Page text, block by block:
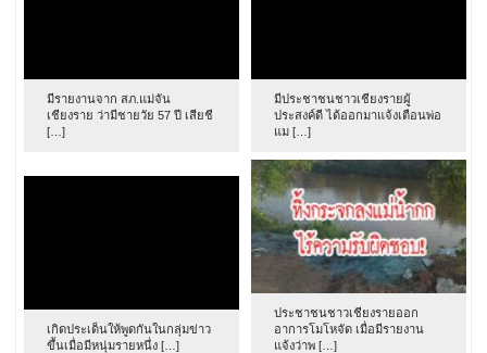
มีรายงานจาก สภ.แม่จัน
เชียงราย ว่ามีชายวัย 57 ปี เสียชี
[…]
มีประชาชนชาวเชียงรายผู้
ประสงค์ดี ได้ออกมาแจ้งเตือนพ่อ
แม […]
เกิดประเด็นให้พูดกันในกลุ่มข่าว
ขึ้นเมื่อมีหนุ่มรายหนึ่ง […]
ประชาชนชาวเชียงรายออก
อาการโมโหจัด เมื่อมีรายงาน
แจ้งว่าพ […]